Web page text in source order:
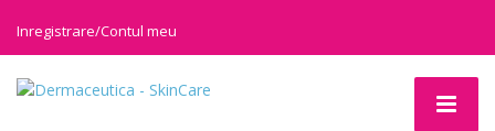
Inregistrare/Contul meu